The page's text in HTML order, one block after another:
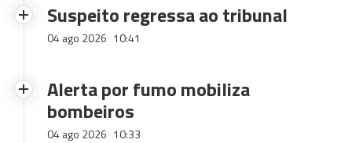
Suspeito regressa ao tribunal
04 ago 2026 10:41
Alerta por fumo mobiliza
bombeiros
04 ago 2026 10:33